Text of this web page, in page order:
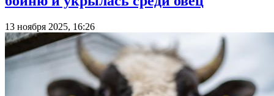
13 ноября 2025, 16:26